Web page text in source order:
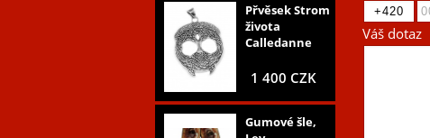
Váš dotaz
Přvěsek Strom
života
Calledanne
1 400 CZK
Gumové šle,